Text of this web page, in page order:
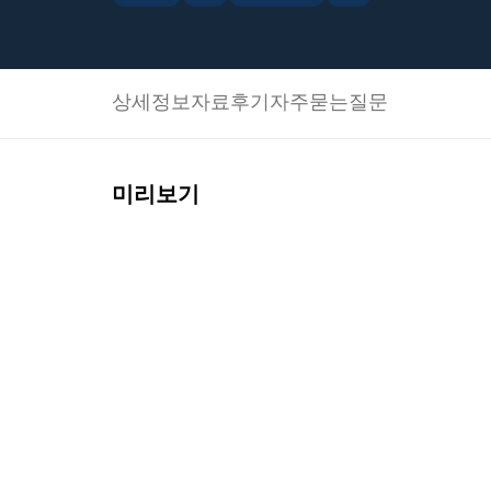
상세정보자료후기 자주묻는질문
미리보기